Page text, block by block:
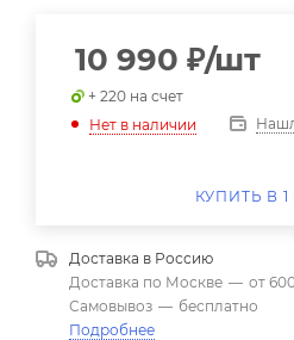
10 990 ₽/шт
+ 220 на счет
Нет в наличии
КУПИТЬ В
Доставка в Россию
Доставка по Москве — от
Самовывоз — бесплатно
Подробнее